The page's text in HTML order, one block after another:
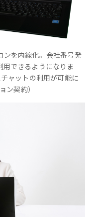
ンを内線化。会社番号発
できるようになりま
ャットの利用が可能に
ン契約）